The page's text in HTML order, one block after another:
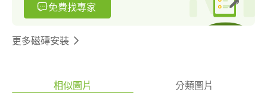
免費找專家
更多磁磚安裝
相似圖片 分類圖片